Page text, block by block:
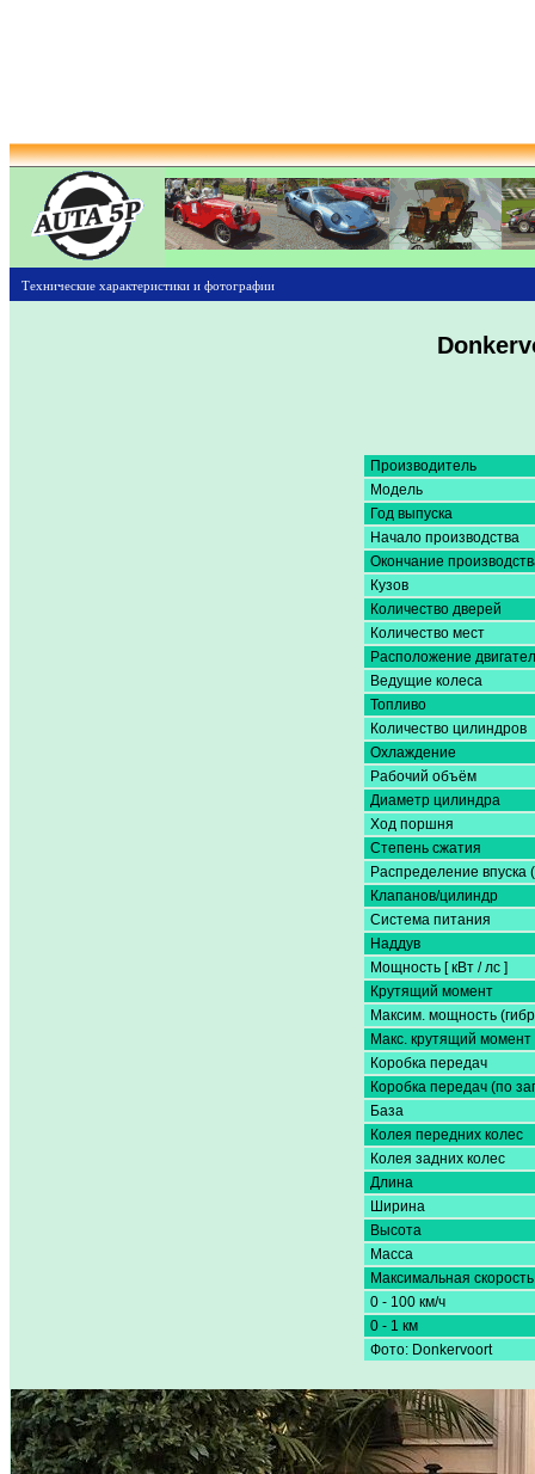
Технические характеристики и фотографии
Производитель
Модель
Год выпуска
Начало производства
Окончание
Кузов
Количество дверей
Количество мест
Расположение
Ведущие колеса
Топливо
Количество цилиндров
Охлаждение
Рабочий объём
Диаметр цилиндра
Ход поршня
Степень сжатия
Распределение впуска
Клапанов/цилиндр
Система питания
Наддув
Мощность [ кВт / лс ]
Крутящий момент
Максим. мощность
Макс. крутящий момент
Коробка передач
Коробка передач (по
База
Колея передних колес
Колея задних колес
Длина
Ширина
Высота
Масса
Максимальная скорость
0 - 100 км/ч
0 - 1 км
Фото: Donkervoort